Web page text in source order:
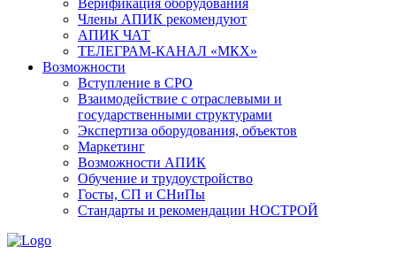
Верификация оборудования
Члены АПИК рекомендуют
АПИК ЧАТ
ТЕЛЕГРАМ-КАНАЛ «МКХ»
Возможности
Вступление в СРО
Взаимодействие с отраслевыми и
государственными структурами
Экспертиза оборудования, объектов
Маркетинг
Возможности АПИК
Обучение и трудоустройство
Госты, СП и СНиПы
Стандарты и рекомендации НОСТРОЙ